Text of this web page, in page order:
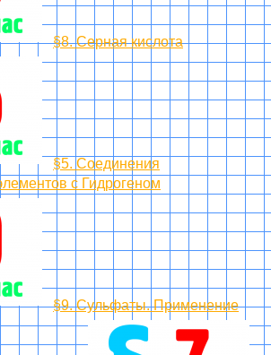
§8. Серная кислота
§5. Соединения
с Гидрогеном
§9. Сульфаты. Применение